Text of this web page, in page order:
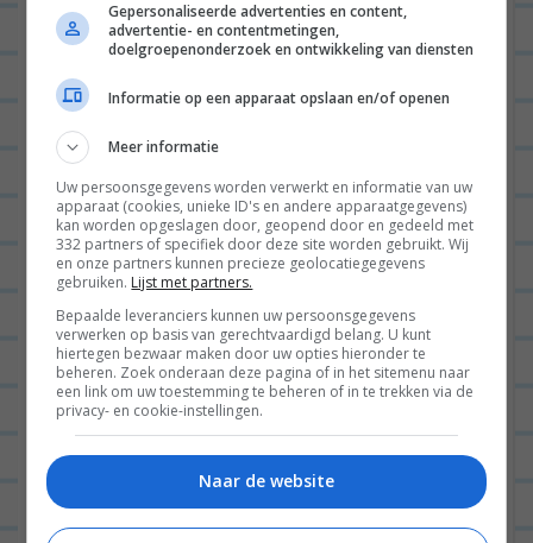
Goedemiddag fijne mensen van het internet!
Het is dinsdag 7 november en ik ben erg laat
met het schrijven van mijn dagboek, maar dat
komt omdat...Lees verder
B
e
VOLGENDE POST
Gepersonaliseerde advertenties en content,
advertentie- en contentmetingen,
doelgroepenonderzoek en ontwikkeling van diensten
Informatie op een apparaat opslaan en/of openen
Meer informatie
Uw persoonsgegevens worden verwerkt en informatie van uw
apparaat (cookies, unieke ID's en andere apparaatgegevens)
kan worden opgeslagen door, geopend door en gedeeld met
332 partners of specifiek door deze site worden gebruikt. Wij
en onze partners kunnen precieze geolocatiegegevens
gebruiken. Lijst met partners.
Bepaalde leveranciers kunnen uw persoonsgegevens
verwerken op basis van gerechtvaardigd belang. U kunt
hiertegen bezwaar maken door uw opties hieronder te
beheren. Zoek onderaan deze pagina of in het sitemenu naar
een link om uw toestemming te beheren of in te trekken via de
privacy- en cookie-instellingen.
Naar de website